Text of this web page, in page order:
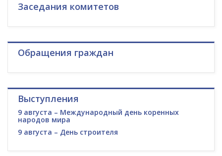
Заседания комитетов
Обращения граждан
Выступления
9 августа – Международный день коренных
народов мира
9 августа – День строителя